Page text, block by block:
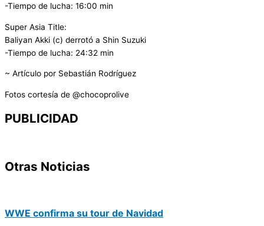
-Tiempo de lucha: 16:00 min
Super Asia Title:
Baliyan Akki (c) derrotó a Shin Suzuki
-Tiempo de lucha: 24:32 min
~ Artículo por Sebastián Rodríguez
Fotos cortesía de @chocoprolive
PUBLICIDAD
Otras Noticias
WWE confirma su tour de Navidad